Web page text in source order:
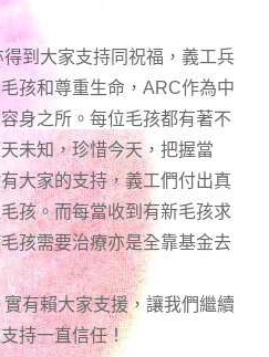
到大家支持同祝福，義工兵
孩和尊重生命，ARC作為中
身之所。每位毛孩都有著不
未知，珍惜今天，把握當
大家的支持，義工們付出真
孩。而每當收到有新毛孩求
孩需要治療亦是全靠基金去
有賴大家支援，讓我們繼續
持一直信任！